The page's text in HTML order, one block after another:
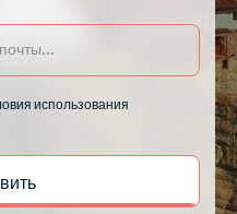
использования